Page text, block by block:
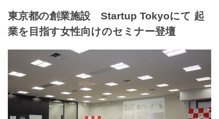
東京都の創業施設 Startup Tokyoにて 起
業を目指す女性向けのセミナー登壇